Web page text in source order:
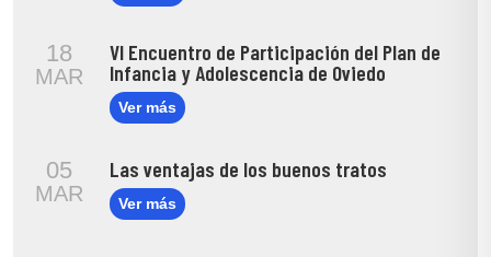
18
MAR
VI Encuentro de Participación del Plan de
Infancia y Adolescencia de Oviedo
Ver más
05
MAR
Las ventajas de los buenos tratos
Ver más